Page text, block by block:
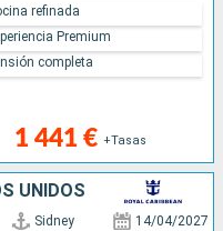
1 441 € +Tasas
refinada
Premium
completa
UNIDOS
Sidney 14/04/2027